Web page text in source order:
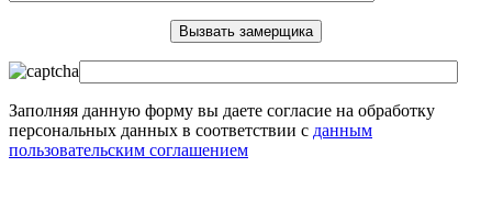
Заполняя данную форму вы даете согласие на обработку
персональных данных в соответствии с данным
пользовательским соглашением